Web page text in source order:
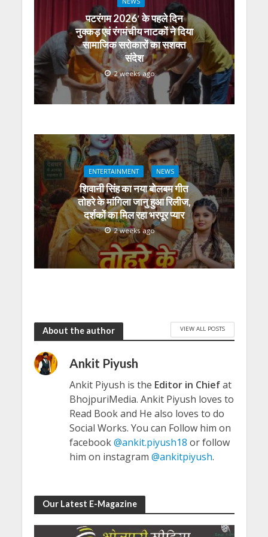
पटरंगम 2026′ के पहले दिन
नुक्कड़ एवं रंगमंचीय नाटकों ने दिया
सामाजिक सरोकारों का सशक्त
संदेश
2 weeks ago
ENTERTAINMENT NEWS
शिवानी सिंह का नया बोलबम गीत
तोहरे के मांगिला जानु हुआ रिलीज,
दर्शकों का मिल रहा भरपूर प्यार
2 weeks ago
About the author VIEW ALL POSTS
Ankit Piyush
Ankit Piyush is the Editor in Chiefat
BhojpuriMedia. Ankit Piyush loves to
Read Book and He also loves to do
Social Works. You can Follow him on
facebook@ankit.piyush18 or follow
him on instagram @ankitpiyush.
Our Latest E-Magazine